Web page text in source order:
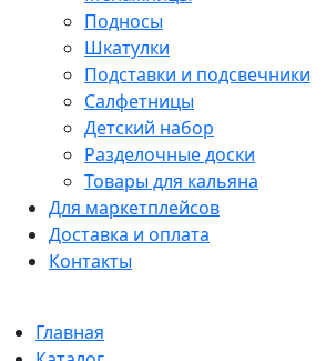
Подносы
Шкатулки
Подставки и подсвечники
Салфетницы
Детский набор
Разделочные доски
Товары для кальяна
Для маркетплейсов
Доставка и оплата
Контакты
Главная